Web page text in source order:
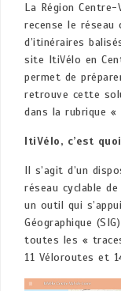
La Région
recense le réseau
d’itinéraires
site ItiVélo en
permet de
retrouve cette
dans la rubrique «
ItiVélo, c’est
Il s’agit d’un
réseau cyclable
un outil qui
Géographique
toutes les «
11 Véloroutes et